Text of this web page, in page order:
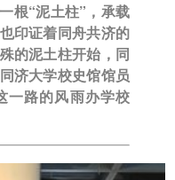
根“泥土柱”，承载
印证着同舟共济的
的泥土柱开始，同
济大学校史馆馆员
一路的风雨办学校